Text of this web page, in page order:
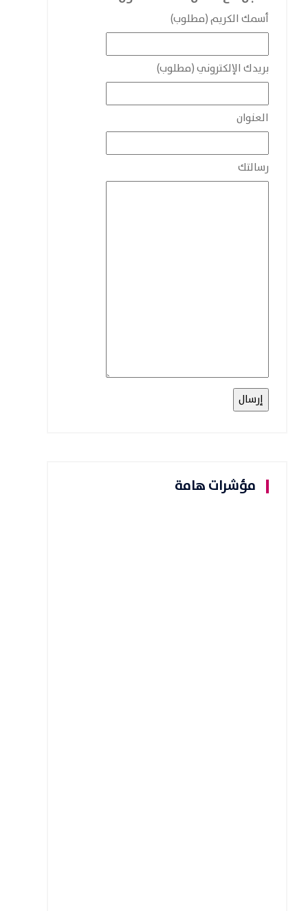
أسمك الكريم (مطلوب)
بريدك الإلكتروني (مطلوب)
العنوان
رسالتك
مؤشرات هامة